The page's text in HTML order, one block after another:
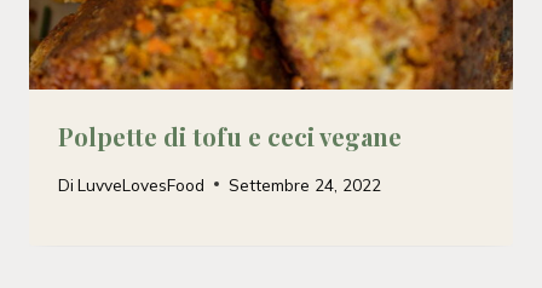
Polpette di tofu e ceci vegane
Di LuvveLovesFood Settembre 24, 2022